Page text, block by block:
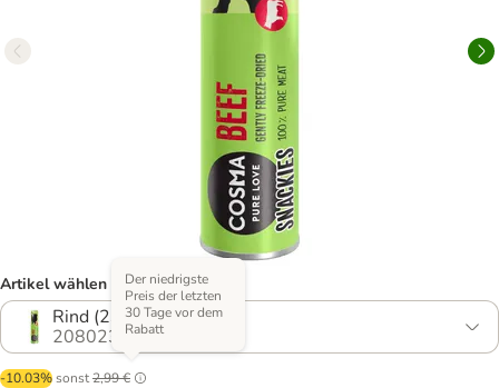
Artikel wählen (7 Varianten)
Rind (23 g)
208023.4
-10.03%sonst2,99 €
Der niedrigste
Preis der letzten
30 Tage vor dem
Rabatt